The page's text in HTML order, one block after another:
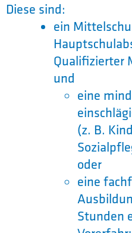
Diese sind:
ein
Qualifizierter
und
eine
(z. B.
oder
eine
Stunden